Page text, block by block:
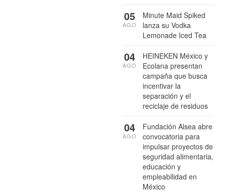
Minute Maid Spiked
lanza su Vodka
Lemonade Iced Tea
05
AGO
HEINEKEN México y
Ecolana presentan
campaña que busca
incentivar la
separación y el
reciclaje de residuos
04
AGO
Fundación Alsea abre
convocatoria para
impulsar proyectos de
seguridad alimentaria,
educación y
empleabilidad en
México
04
AGO